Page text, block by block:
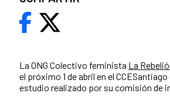
La ONG Colectivo feminista La
el próximo 1 de abril en el
estudio realizado por su comisión de